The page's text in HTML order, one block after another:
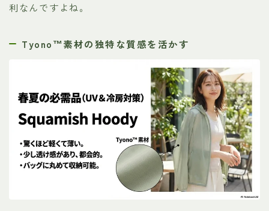
利なんですよね。
Tyono™素材の独特な質感を活かす